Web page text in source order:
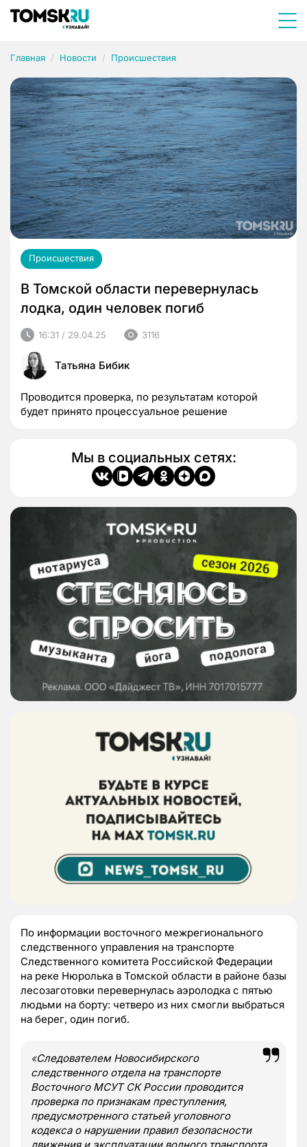
Главная Новости Происшествия
Происшествия
В Томской области перевернулась
лодка, один человек погиб
16:31 / 29.04.25 3116
Татьяна Бибик
Проводится проверка, по результатам которой
будет принято процессуальное решение
Мы в социальных сетях:
По информации восточного межрегионального
следственного управления на транспорте
Следственного комитета Российской Федерации
на реке Нюролька в Томской области в районе базы
лесозаготовки перевернулась аэролодка с пятью
людьми на борту: четверо из них смогли выбраться
на берег, один погиб.
«Следователем Новосибирского
следственного отдела на транспорте
Восточного МСУТ СК России проводится
проверка по признакам преступления,
предусмотренного статьей уголовного
кодекса о нарушении правил безопасности